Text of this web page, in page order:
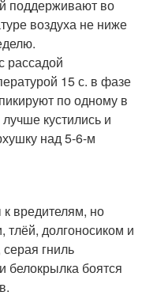
поддерживают во
воздуха не ниже
рассадой
15 с. в фазе
по одному в
кустились и
над 5-6-м
вредителям, но
долгоносиком и
гниль
белокрылка боятся